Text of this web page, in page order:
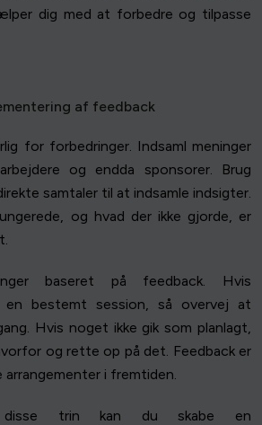
dig med at forbedre og tilpasse
af feedback
for forbedringer. Indsaml meninger
og endda sponsorer. Brug
samtaler til at indsamle indsigter.
og hvad der ikke gjorde, er
baseret på feedback. Hvis
en bestemt session, så overvej at
Hvis noget ikke gik som planlagt,
og rette op på det. Feedback er
arrangementer i fremtiden.
trin kan du skabe en